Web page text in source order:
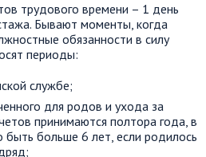
трудового времени – 1 день
Бывают моменты, когда
обязанности в силу
периоды:
службе;
для родов и ухода за
принимаются полтора года, в
больше 6 лет, если родилось